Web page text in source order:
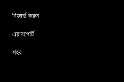
রিজার্ভ করুন
এয়ারপোর্ট
শহর